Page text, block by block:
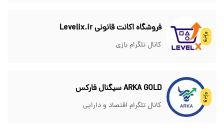
ویژه
فروشگاه اکانت قانونی Levelix.ir
کانال تلگرام بازی
ویژه
ARKA GOLD سیگنال فارکس
کانال تلگرام اقتصاد و دارایی